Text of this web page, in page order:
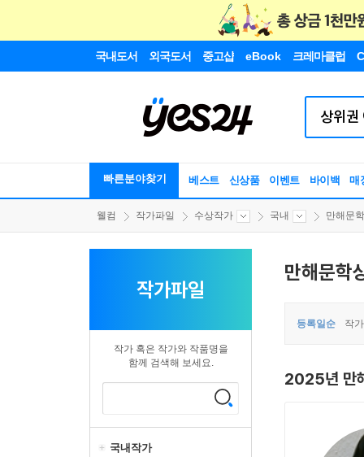
국내도서 외국도서 중고샵 eBook 크레마클럽
빠른분야찾기 베스트 신상품 이벤트 바이백 매
웰컴 작가파일 수상작가 국내 만해문
작가파일
작가 혹은 작가와 작품명을
함께 검색해 보세요.
국내작가
만해문학
등록일순 작
2025년 만